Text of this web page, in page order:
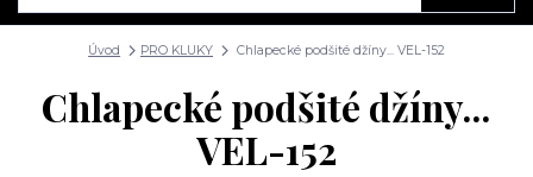
Úvod PRO KLUKY Chlapecké podšité džíny... VEL-152
Chlapecké podšité džíny...
VEL-152